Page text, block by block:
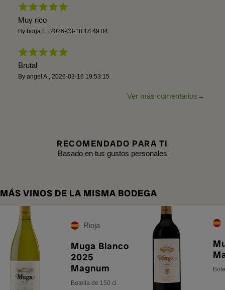
Muy rico
By borja L. 2026-03-18 18:49:04
Brutal
By angel A. 2026-03-16 19:53:15
Ver más comentarios
RECOMENDADO PARA TI
Basado en tus gustos personales
MÁS VINOS DE LA MISMA BODEGA
Rioja
Muga Blanco
2025
Magnum
Botella de 150 cl.